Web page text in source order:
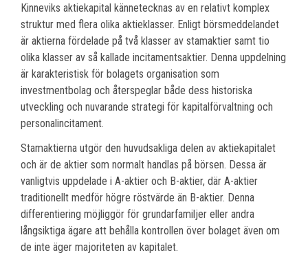
Kinneviks aktiekapital kännetecknas av en relativt komplex
struktur med flera olika aktieklasser. Enligt börsmeddelandet
är aktierna fördelade på två klasser av stamaktier samt tio
olika klasser av så kallade incitamentsaktier. Denna uppdelning
är karakteristisk för bolagets organisation som
investmentbolag och återspeglar både dess historiska
utveckling och nuvarande strategi för kapitalförvaltning och
personalincitament.
Stamaktierna utgör den huvudsakliga delen av aktiekapitalet
och är de aktier som normalt handlas på börsen. Dessa är
vanligtvis uppdelade i A-aktier och B-aktier, där A-aktier
traditionellt medför högre röstvärde än B-aktier. Denna
differentiering möjliggör för grundarfamiljer eller andra
långsiktiga ägare att behålla kontrollen över bolaget även om
de inte äger majoriteten av kapitalet.